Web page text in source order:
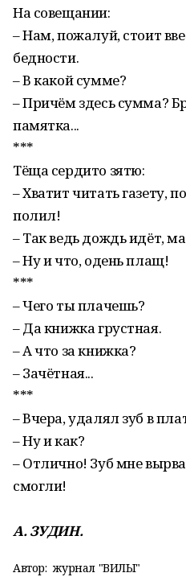
На совещании:
– Нам, пожалуй, стоит
бедности.
– В какой сумме?
– Причём здесь сумма?
памятка...
***
Тёща сердито зятю:
– Хватит читать газету,
полил!
– Так ведь дождь идёт,
– Ну и что, одень плащ!
***
– Чего ты плачешь?
– Да книжка грустная.
– А что за книжка?
– Зачётная...
***
– Вчера, удалял зуб в
– Ну и как?
– Отлично! Зуб мне
смогли!
А. ЗУДИН.
Автор: журнал "ВИЛЫ"